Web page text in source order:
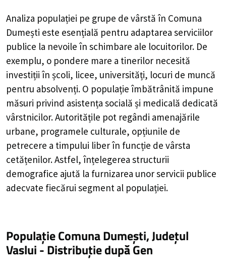
Analiza populației pe grupe de vârstă în Comuna
Dumești este esențială pentru adaptarea serviciilor
publice la nevoile în schimbare ale locuitorilor. De
exemplu, o pondere mare a tinerilor necesită
investiții în școli, licee, universități, locuri de muncă
pentru absolvenți. O populație îmbătrânită impune
măsuri privind asistența socială și medicală dedicată
vârstnicilor. Autoritățile pot regândi amenajările
urbane, programele culturale, opțiunile de
petrecere a timpului liber în funcție de vârsta
cetățenilor. Astfel, înțelegerea structurii
demografice ajută la furnizarea unor servicii publice
adecvate fiecărui segment al populației.
Populație Comuna Dumești, Județul
Vaslui-Distribuțiedupă Gen